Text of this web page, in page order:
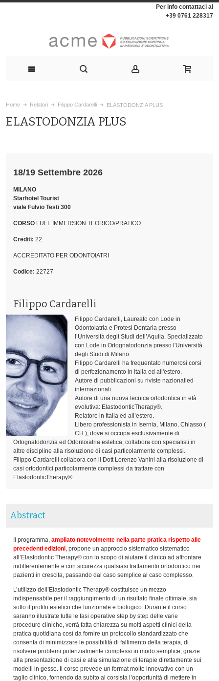
Per info contattaci al
+39 0761 228317
Home Relatori Filippo Cardarelli ELASTODONZIA PLUS
ELASTODONZIA PLUS
18/19 Settembre 2026
MILANO
Starhotel Tourist
viale Fulvio Testi 300
CORSO FULL IMMERSION TEORICO/PRATICO
Crediti: 22
ACCREDITATO PER ODONTOIATRI
Codice: 22727
Filippo Cardarelli
Filippo Cardarelli, Laureato con Lode in
Odontoiatria e Protesi Dentaria presso
l’Università degli Studi dell’Aquila. Specializzato
con Lode in Ortognatodonzia presso l'Università
degli Studi di Milano.
Filippo Cardarelli ha frequentato numerosi corsi
di perfezionamento in Italia ed all'estero.
Autore di pubblicazioni su riviste nazionalied
internazionali.
Autore di una nuova tecnica ortodontica in età
evolutiva: ElastodonticTherapy®.
Relatore in Italia ed all’estero.
Libero professionista in Isernia, Milano, Chiasso (
CH ), dove si occupa esclusivamente di
Ortognatodonzia ed Odontoiatria estetica; collabora con specialisti in
altre discipline alla risoluzione di casi particolarmente complessi.
Filippo Cardarelli collabora con il Dott Lorenzo Vanini alla risoluzione di
casi ortodontici particolarmente complessi da trattare con
ElastodonticTherapy® .
Abstract
Il programma, ampliato notevolmente nella parte pratica rispetto alle
precedenti edizioni, propone un approccio sistematico sistematico
all’Elastodontic Therapy® con lo scopo di aiutare il clinico ad affrontare
indifferentemente e con sicurezza qualsiasi trattamento ortodontico nei
pazienti in crescita, passando dal caso semplice al caso complesso.
L’utilizzo dell’Elastodontic Therapy® costituisce un mezzo
indispensabile per il raggiungimento di un risultato finale ottimale, sia
sotto il profilo estetico che funzionale e biologico. Durante il corso
saranno illustrate tutte le fasi operative step by step delle varie
procedure cliniche, verrà fatta chiarezza su molti aspetti clinici della
pratica quotidiana così da fornire un protocollo standardizzato che
consenta di minimizzare le possibilità di fallimento della terapia, di
risolvere problemi potenzialmente complessi in modo semplice, grazie
alla presentazione di casi e alla simulazione di terapie direttamente sui
modelli in gesso. Il corso prevede un format molto innovativo con un
taglio clinico, fornendo da subito al corsista l’opportunità di mettere in